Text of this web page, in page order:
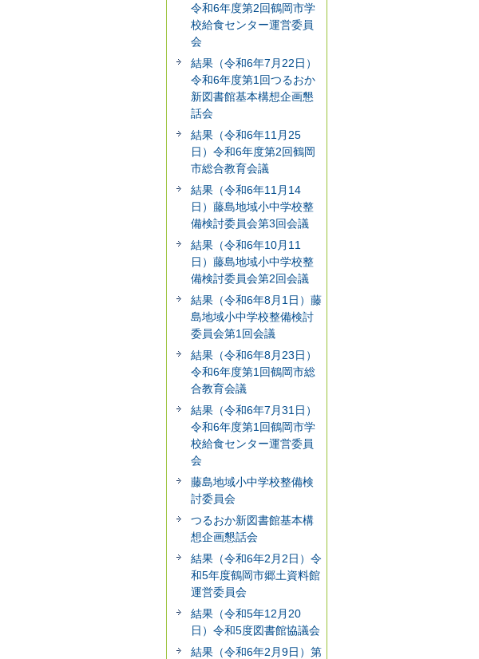
令和6年度第2回鶴岡市学
校給食センター運営委員
会
結果（令和6年7月22日）
令和6年度第1回つるおか
新図書館基本構想企画懇
話会
結果（令和6年11月25
日）令和6年度第2回鶴岡
市総合教育会議
結果（令和6年11月14
日）藤島地域小中学校整
備検討委員会第3回会議
結果（令和6年10月11
日）藤島地域小中学校整
備検討委員会第2回会議
結果（令和6年8月1日）藤
島地域小中学校整備検討
委員会第1回会議
結果（令和6年8月23日）
令和6年度第1回鶴岡市総
合教育会議
結果（令和6年7月31日）
令和6年度第1回鶴岡市学
校給食センター運営委員
会
藤島地域小中学校整備検
討委員会
つるおか新図書館基本構
想企画懇話会
結果（令和6年2月2日）令
和5年度鶴岡市郷土資料館
運営委員会
結果（令和5年12月20
日）令和5度図書館協議会
結果（令和6年2月9日）第